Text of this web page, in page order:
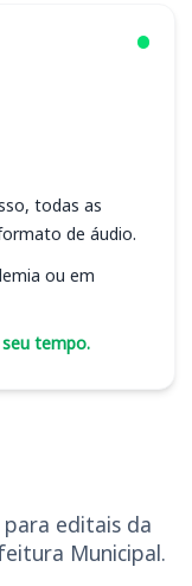
todas as
de áudio.
ou em
tempo.
editais da
Municipal.